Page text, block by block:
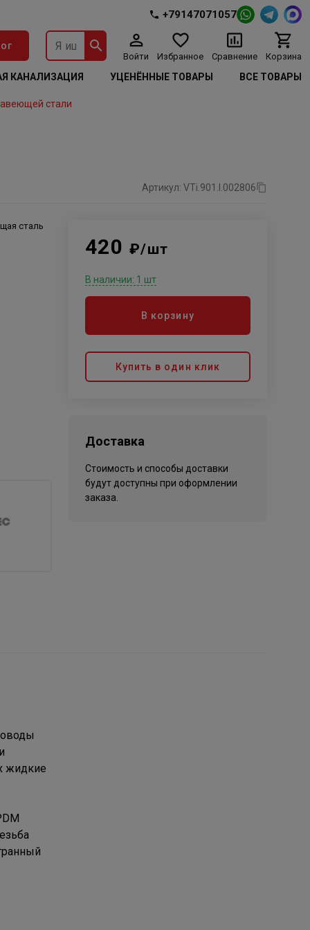
+79147071057
Войти Избранное Сравнение Корзина
КАНАЛИЗАЦИЯ УЦЕНЁННЫЕ ТОВАРЫ ВСЕ ТОВАРЫ
стали
Артикул: VTi.901.I.002806
сталь
420 ₽/шт
В наличии: 1 шт
В корзину
Купить в один клик
Доставка
Стоимость и способы доставки
будут доступны при оформлении
заказа.
жидкие